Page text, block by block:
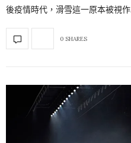
後疫情時代，滑雪這一原本被視
0 SHARES